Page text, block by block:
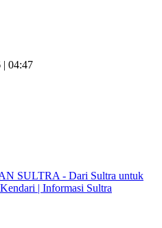
| 04:47
SULTRA - Dari Sultra untuk
| Informasi Sultra